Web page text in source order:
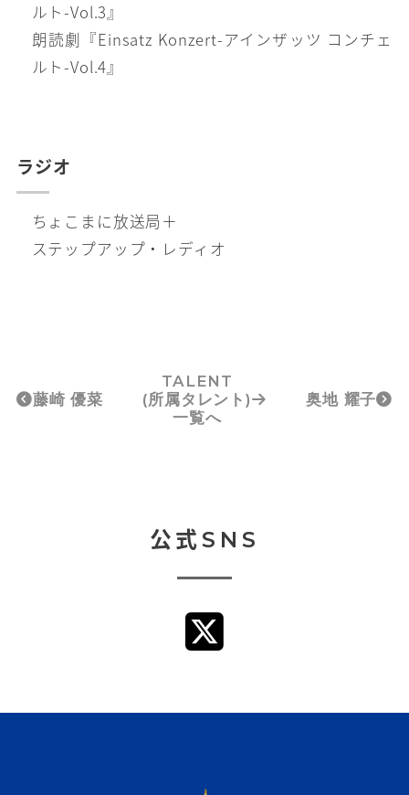
ルト-Vol.3』
朗読劇『Einsatz Konzert-アインザッツ コンチェ
ルト-Vol.4』
ラジオ
ちょこまに放送局＋
ステップアップ・レディオ
藤崎 優菜
TALENT
(所属タレント)
一覧へ
奥地 耀子
公式SNS